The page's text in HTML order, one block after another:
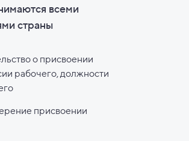
всеми
страны
о присвоении
рабочего, должности
присвоении